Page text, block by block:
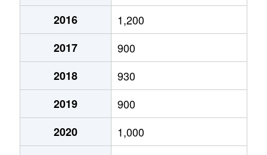
2016
1,200
2017
900
2018
930
2019
900
2020
1,000